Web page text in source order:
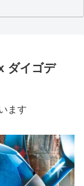
ダイゴデ
ます